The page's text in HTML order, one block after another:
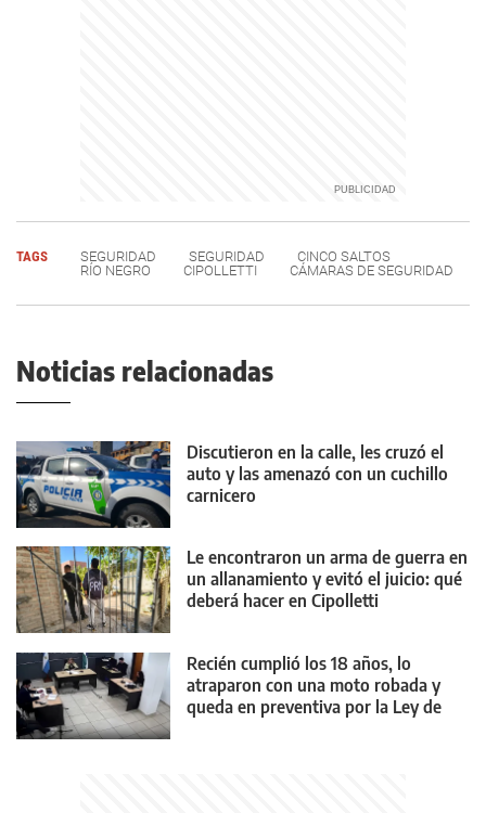
TAGS SEGURIDAD SEGURIDAD
CINCO SALTOS
RÍO NEGRO
CIPOLLETTI CÁMARAS DE SEGURIDAD
Noticias relacionadas
Discutieron en la calle, les cruzó el
auto y las amenazó con un cuchillo
carnicero
Le encontraron un arma de guerra en
un allanamiento y evitó el juicio: qué
deberá hacer en Cipolletti
Recién cumplió los 18 años, lo
atraparon con una moto robada y
queda en preventiva por la Ley de